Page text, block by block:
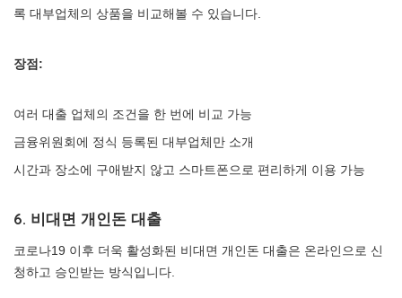
록 대부업체의 상품을 비교해볼 수 있습니다.
장점:
여러 대출 업체의 조건을 한 번에 비교 가능
금융위원회에 정식 등록된 대부업체만 소개
시간과 장소에 구애받지 않고 스마트폰으로 편리하게 이용 가능
6. 비대면 개인돈 대출
코로나19 이후 더욱 활성화된 비대면 개인돈 대출은 온라인으로 신
청하고 승인받는 방식입니다.